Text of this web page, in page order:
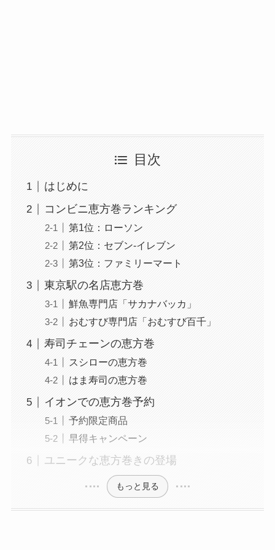
目次
はじめに
コンビニ恵方巻ランキング
第1位：ローソン
第2位：セブン-イレブン
第3位：ファミリーマート
東京駅の名店恵方巻
鮮魚専門店「サカナバッカ」
おむすび専門店「おむすび百千」
寿司チェーンの恵方巻
スシローの恵方巻
はま寿司の恵方巻
イオンでの恵方巻予約
予約限定商品
早得キャンペーン
ユニークな恵方巻きの登場
もっと見る